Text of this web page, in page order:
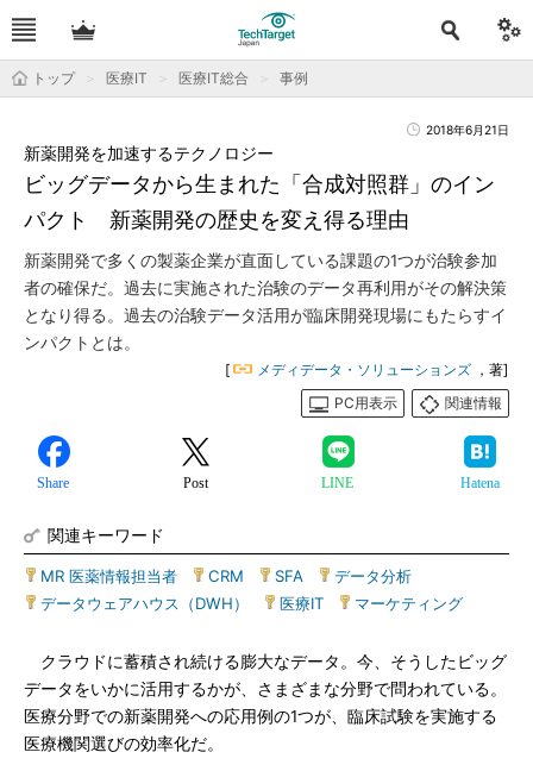
トップ 医療IT 医療IT総合 事例
2018年6月21日
ビッグデータから生まれた「合成対照群」のイン
パクト 新薬開発の歴史を変え得る理由
新薬開発を加速するテクノロジー
新薬開発で多くの製薬企業が直面している課題の1つが治験参加
者の確保だ。過去に実施された治験のデータ再利用がその解決策
となり得る。過去の治験データ活用が臨床開発現場にもたらすイ
ンパクトとは。
[ メディデータ・ソリューションズ ，著]
PC用表示
関連情報
Share Post LINE Hatena
関連キーワード
MR 医薬情報担当者 CRM SFA データ分析
データウェアハウス（DWH）
医療IT マーケティング
クラウドに蓄積され続ける膨大なデータ。今、そうしたビッグ
データをいかに活用するかが、さまざまな分野で問われている。
医療分野での新薬開発への応用例の1つが、臨床試験を実施する
医療機関選びの効率化だ。